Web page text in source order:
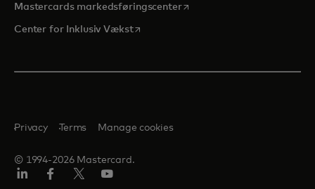
Mastercards markedsføringscenteropens in a new tab
Center for Inklusiv Vækstopens in a new tab
© 1994-2026 Mastercard.
Privacy Terms Manage cookies